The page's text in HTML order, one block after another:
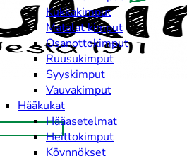
Kukkakimput
Matalat kimput
Osanottokimput
Ruusukimput
Syyskimput
Vauvakimput
Hääkukat
Hääasetelmat
Heittokimput
Köynnökset